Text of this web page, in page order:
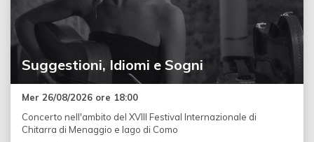
Suggestioni, Idiomi e Sogni
Mer 26/08/2026 ore 18:00
Concerto nell'ambito del XVIII Festival Internazionale di
Chitarra di Menaggio e lago di Como